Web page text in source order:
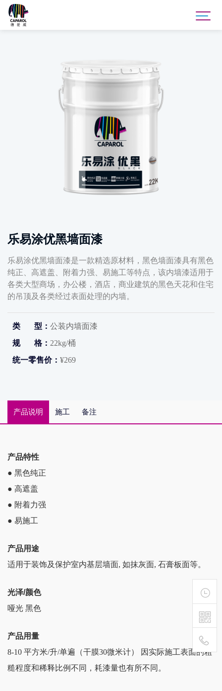
乐易涂优黑墙面漆
乐易涂优黑墙面漆是一款精选原材料，黑色墙面漆具有黑色
纯正、高遮盖、附着力强、易施工等特点，该内墙漆适用于
各类大型商场，办公楼，酒店，商业建筑的黑色天花和住宅
的吊顶及各类经过表面处理的内墙。
类 型： 公装内墙面漆
规 格： 22kg/桶
统一零售价： ¥269
产品说明 施工 备注
产品特性
● 黑色纯正
● 高遮盖
● 附着力强
● 易施工
产品用途
适用于装饰及保护室内基层墙面, 如抹灰面, 石膏板面等。
光泽/颜色
哑光 黑色
产品用量
8-10 平方米/升/单遍（干膜30微米计） 因实际施工表面的粗
糙程度和稀释比例不同，耗漆量也有所不同。